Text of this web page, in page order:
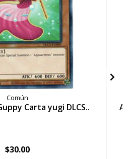
Común
Carta yugi DLCS..
$30.00